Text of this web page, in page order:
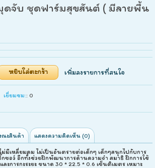
ดจับ ชุดฟาร์มสุขสันต์ ( มีลายพื้น
เพิ่มลงรายการที่สนใจ
เยี่ยมชม:: 0
ณะสินค้า แสดงความคิดเห็น (0)
มีเหลี่ยมคม ไม่เป็นอันตรายต่อเด็กๆ เด็กๆสนุกไปกับการ
ซอว์ อีกทั้งช่วยฝึกพัฒนาการด้านความจำ สมาธิ ฝึกการใช้
ะการกะระยะ ขนาด 30 * 22.5 * 0.6 เซ็นติเมตร เหมาะ